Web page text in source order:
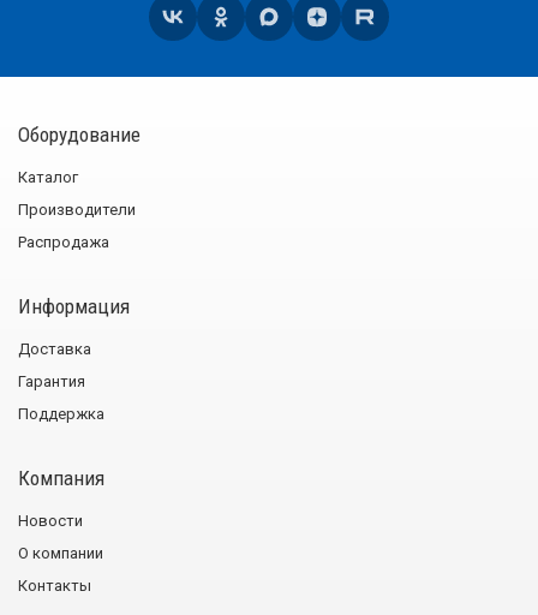
Оборудование
Каталог
Производители
Распродажа
Информация
Доставка
Гарантия
Поддержка
Компания
Новости
О компании
Контакты